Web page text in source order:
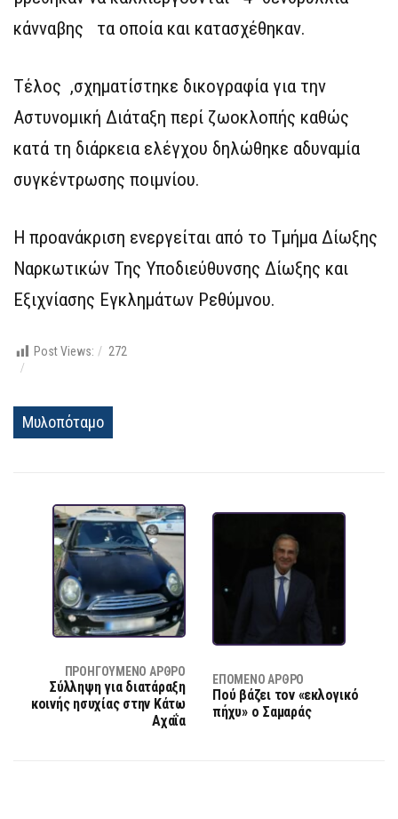
κάνναβης τα οποία και κατασχέθηκαν.
Τέλος ,σχηματίστηκε δικογραφία για την
Αστυνομική Διάταξη περί ζωοκλοπής καθώς
κατά τη διάρκεια ελέγχου δηλώθηκε αδυναμία
συγκέντρωσης ποιμνίου.
Η προανάκριση ενεργείται από το Τμήμα Δίωξης
Ναρκωτικών Της Υποδιεύθυνσης Δίωξης και
Εξιχνίασης Εγκλημάτων Ρεθύμνου.
Post Views: 272
Μυλοπόταμο
ΠΡΟΗΓΟΎΜΕΝΟ ΆΡΘΡΟ
Σύλληψη για διατάραξη
κοινής ησυχίας στην Κάτω
Αχαΐα
ΕΠΌΜΕΝΟ ΆΡΘΡΟ
Πού βάζει τον «εκλογικό
πήχυ» ο Σαμαράς